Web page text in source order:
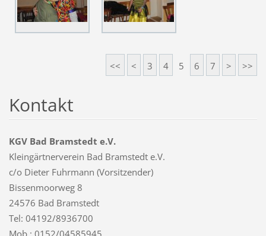
<< < 3 4 5 6 7 > >>
Kontakt
KGV Bad Bramstedt e.V.
Kleingärtnerverein Bad Bramstedt e.V.
c/o Dieter Fuhrmann (Vorsitzender)
Bissenmoorweg 8
24576 Bad Bramstedt
Tel: 04192/8936700
Mob.: 0152/04585945